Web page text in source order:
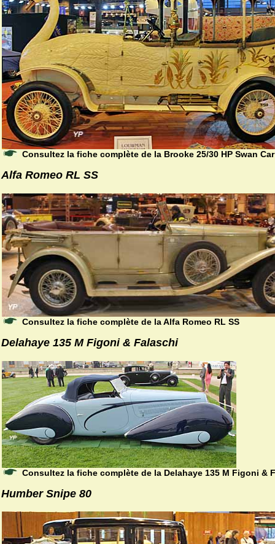
Consultez la fiche complète de la Brooke 25/30 HP Swan Car
Alfa Romeo RL SS
Consultez la fiche complète de la Alfa Romeo RL SS
Delahaye 135 M Figoni & Falaschi
Consultez la fiche complète de la Delahaye 135 M Figoni &
Humber Snipe 80